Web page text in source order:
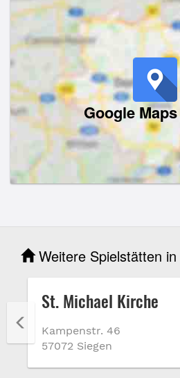
Google
Weitere Spielstätten in
St. Michael Kirche
Kampenstr. 46
57072 Siegen